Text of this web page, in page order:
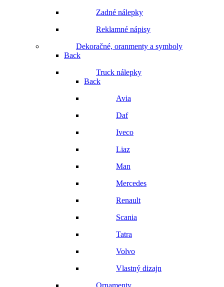
Zadné nálepky
Reklamné nápisy
Dekoračné, oranmenty a symboly
Back
Truck nálepky
Back
Avia
Daf
Iveco
Liaz
Man
Mercedes
Renault
Scania
Tatra
Volvo
Vlastný dizajn
Ornamenty